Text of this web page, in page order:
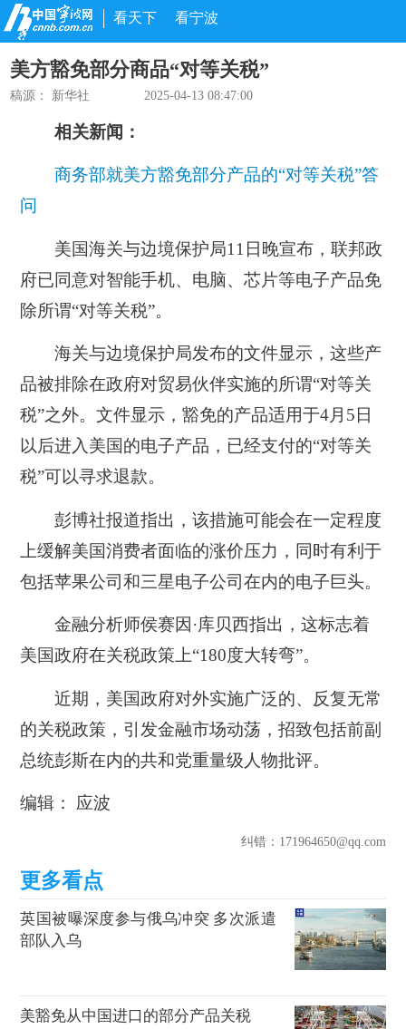
看天下 看宁波
美方豁免部分商品“对等关税”
稿源： 新华社 2025-04-13 08:47:00
相关新闻：
商务部就美方豁免部分产品的“对等关税”答
问
美国海关与边境保护局11日晚宣布，联邦政
府已同意对智能手机、电脑、芯片等电子产品免
除所谓“对等关税”。
海关与边境保护局发布的文件显示，这些产
品被排除在政府对贸易伙伴实施的所谓“对等关
税”之外。文件显示，豁免的产品适用于4月5日
以后进入美国的电子产品，已经支付的“对等关
税”可以寻求退款。
彭博社报道指出，该措施可能会在一定程度
上缓解美国消费者面临的涨价压力，同时有利于
包括苹果公司和三星电子公司在内的电子巨头。
金融分析师侯赛因·库贝西指出，这标志着
美国政府在关税政策上“180度大转弯”。
近期，美国政府对外实施广泛的、反复无常
的关税政策，引发金融市场动荡，招致包括前副
总统彭斯在内的共和党重量级人物批评。
编辑： 应波
纠错：171964650@qq.com
英国被曝深度参与俄乌冲突 多次派遣
部队入乌
美豁免从中国进口的部分产品关税